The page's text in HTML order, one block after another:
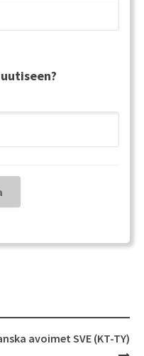
avoimet SVE (KT-TY)